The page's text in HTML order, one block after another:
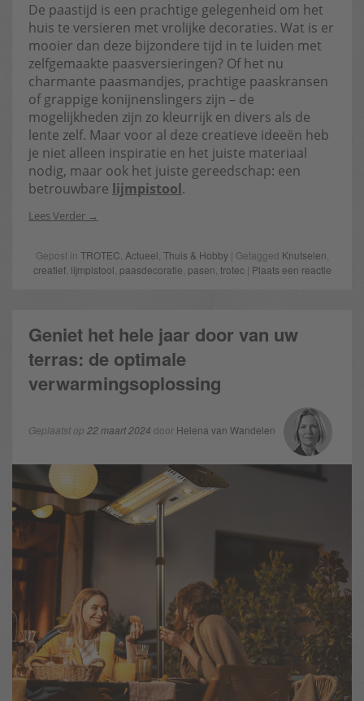
De paastijd is een prachtige gelegenheid om het
huis te versieren met vrolijke decoraties. Wat is er
mooier dan deze bijzondere tijd in te luiden met
zelfgemaakte paasversieringen? Of het nu
charmante paasmandjes, prachtige paaskransen
of grappige konijnenslingers zijn – de
mogelijkheden zijn zo kleurrijk en divers als de
lente zelf. Maar voor al deze creatieve ideeën heb
je niet alleen inspiratie en het juiste materiaal
nodig, maar ook het juiste gereedschap: een
betrouwbare lijmpistool.
Lees Verder
Gepost in TROTEC Actueel Thuis & Hobby| Getagged Knutselen
creatief, lijmpistool paasdecoratie pasen trotec| Plaats een reactie
Geniet het hele jaar door van uw
terras: de optimale
verwarmingsoplossing
Geplaatst op 22 maart 2024 door Helena van Wandelen